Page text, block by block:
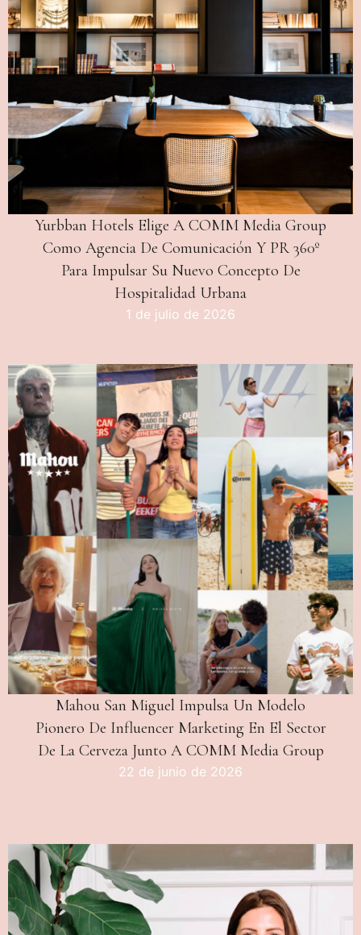
Yurbban Hotels Elige A COMM Media Group
Como Agencia De Comunicación Y PR 360º
Para Impulsar Su Nuevo Concepto De
Hospitalidad Urbana
1 de julio de 2026
Mahou San Miguel Impulsa Un Modelo
Pionero De Influencer Marketing En El Sector
De La Cerveza Junto A COMM Media Group
22 de junio de 2026